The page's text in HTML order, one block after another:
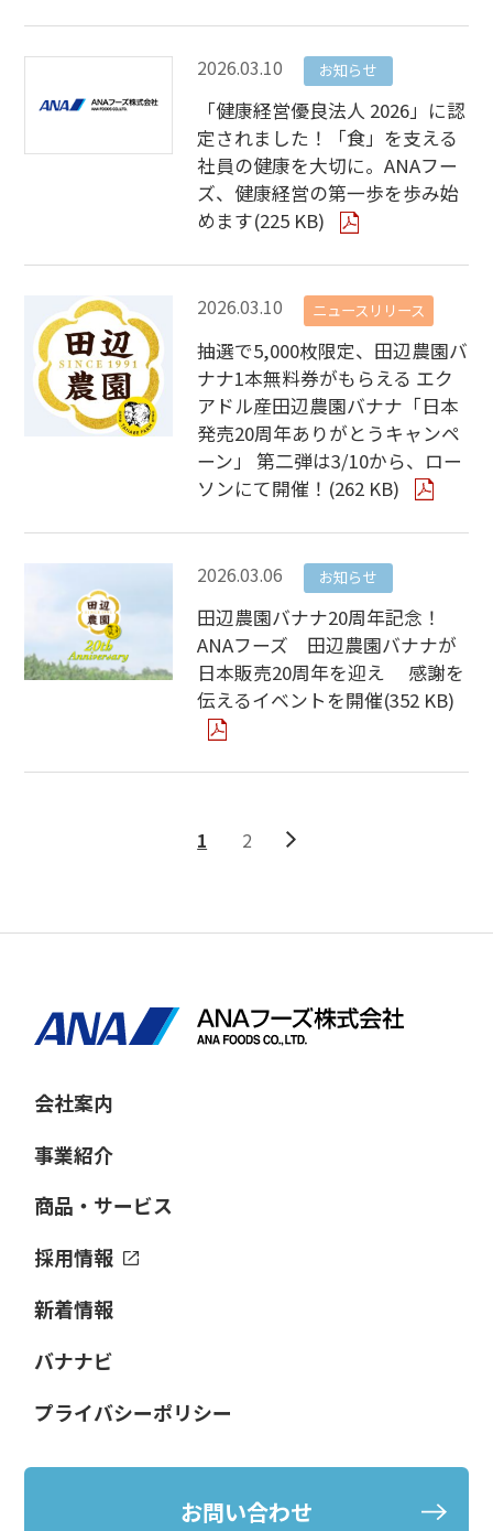
2026.03.10 お知らせ
「健康経営優良法人 2026」に認
定されました！「食」を支える
社員の健康を大切に。ANAフー
ズ、健康経営の第一歩を歩み始
めます(225 KB)
2026.03.10 ニュースリリース
抽選で5,000枚限定、田辺農園バ
ナナ1本無料券がもらえる エク
アドル産田辺農園バナナ「日本
発売20周年ありがとうキャンペ
ーン」 第二弾は3/10から、ロー
ソンにて開催！(262 KB)
2026.03.06 お知らせ
田辺農園バナナ20周年記念！
ANAフーズ 田辺農園バナナが
日本販売20周年を迎え 感謝を
伝えるイベントを開催(352 KB)
1 2
会社案内
事業紹介
商品・サービス
採用情報
新着情報
バナナビ
プライバシーポリシー
お問い合わせ